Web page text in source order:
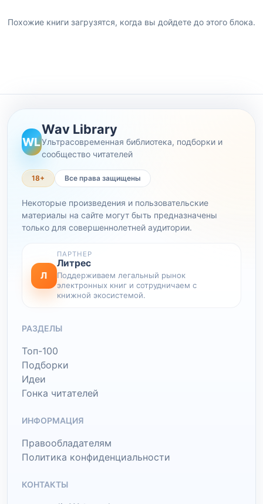
Похожие книги загрузятся, когда вы дойдете до этого блока.
WL
Wav Library
Ультрасовременная библиотека, подборки и
сообщество читателей
18+ Все права защищены
Некоторые произведения и пользовательские
материалы на сайте могут быть предназначены
только для совершеннолетней аудитории.
Л
ПАРТНЕР
Литрес
Поддерживаем легальный рынок
электронных книг и сотрудничаем с
книжной экосистемой.
РАЗДЕЛЫ
Топ-100
Подборки
Идеи
Гонка читателей
ИНФОРМАЦИЯ
Правообладателям
Политика конфиденциальности
КОНТАКТЫ